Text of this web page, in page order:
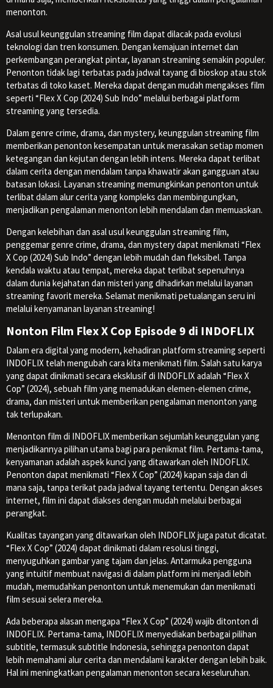
menonton.
Asal usul keunggulan streaming film dapat dilacak pada evolusi
teknologi dan tren konsumen. Dengan kemajuan internet dan
perkembangan perangkat pintar, layanan streaming semakin populer.
Penonton tidak lagi terbatas pada jadwal tayang di bioskop atau stok
terbatas di toko kaset. Mereka dapat dengan mudah mengakses film
seperti “Flex X Cop (2024) Sub Indo” melalui berbagai platform
streaming yang tersedia.
Dalam genre crime, drama, dan mystery, keunggulan streaming film
memberikan penonton kesempatan untuk merasakan setiap momen
ketegangan dan kejutan dengan lebih intens. Mereka dapat terlibat
dalam cerita dengan mendalam tanpa khawatir akan gangguan atau
batasan lokasi. Layanan streaming memungkinkan penonton untuk
terlibat dalam alur cerita yang kompleks dan membingungkan,
menjadikan pengalaman menonton lebih mendalam dan memuaskan.
Dengan kelebihan dan asal usul keunggulan streaming film,
penggemar genre crime, drama, dan mystery dapat menikmati “Flex
X Cop (2024) Sub Indo” dengan lebih mudah dan fleksibel. Tanpa
kendala waktu atau tempat, mereka dapat terlibat sepenuhnya
dalam dunia kejahatan dan misteri yang dihadirkan melalui layanan
streaming favorit mereka. Selamat menikmati petualangan seru ini
melalui kenyamanan layanan streaming!
Nonton Film Flex X Cop Episode 9 di INDOFLIX
Dalam era digital yang modern, kehadiran platform streaming seperti
INDOFLIX telah mengubah cara kita menikmati film. Salah satu karya
yang dapat dinikmati secara eksklusif di INDOFLIX adalah “Flex X
Cop” (2024), sebuah film yang memadukan elemen-elemen crime,
drama, dan misteri untuk memberikan pengalaman menonton yang
tak terlupakan.
Menonton film di INDOFLIX memberikan sejumlah keunggulan yang
menjadikannya pilihan utama bagi para penikmat film. Pertama-tama,
kenyamanan adalah aspek kunci yang ditawarkan oleh INDOFLIX.
Penonton dapat menikmati “Flex X Cop” (2024) kapan saja dan di
mana saja, tanpa terikat pada jadwal tayang tertentu. Dengan akses
internet, film ini dapat diakses dengan mudah melalui berbagai
perangkat.
Kualitas tayangan yang ditawarkan oleh INDOFLIX juga patut dicatat.
“Flex X Cop” (2024) dapat dinikmati dalam resolusi tinggi,
menyuguhkan gambar yang tajam dan jelas. Antarmuka pengguna
yang intuitif membuat navigasi di dalam platform ini menjadi lebih
mudah, memudahkan penonton untuk menemukan dan menikmati
film sesuai selera mereka.
Ada beberapa alasan mengapa “Flex X Cop” (2024) wajib ditonton di
INDOFLIX. Pertama-tama, INDOFLIX menyediakan berbagai pilihan
subtitle, termasuk subtitle Indonesia, sehingga penonton dapat
lebih memahami alur cerita dan mendalami karakter dengan lebih baik.
Hal ini meningkatkan pengalaman menonton secara keseluruhan.